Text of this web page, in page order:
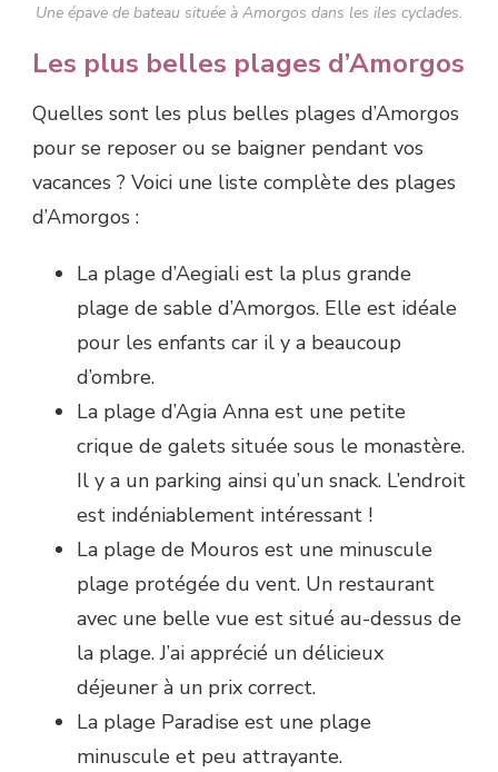
Une épave de bateau située à Amorgos dans les iles cyclades.
Les plus belles plages d’Amorgos
Quelles sont les plus belles plages d’Amorgos
pour se reposer ou se baigner pendant vos
vacances ? Voici une liste complète des plages
d’Amorgos :
La plage d’Aegiali est la plus grande
plage de sable d’Amorgos. Elle est idéale
pour les enfants car il y a beaucoup
d’ombre.
La plage d’Agia Anna est une petite
crique de galets située sous le monastère.
Il y a un parking ainsi qu’un snack. L’endroit
est indéniablement intéressant !
La plage de Mouros est une minuscule
plage protégée du vent. Un restaurant
avec une belle vue est situé au-dessus de
la plage. J’ai apprécié un délicieux
déjeuner à un prix correct.
La plage Paradise est une plage
minuscule et peu attrayante.